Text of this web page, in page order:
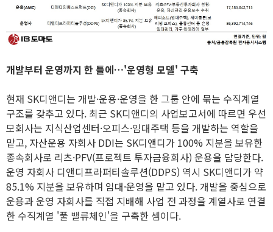
개발부터 운영까지 한 틀에…'운영형 모델' 구축
현재 SK디앤디는 개발·운용·운영을 한 그룹 안에 묶는 수직계열
구조를 갖추고 있다. 최근 SK디앤디의 사업보고서에 따르면 우선
모회사는 지식산업센터·오피스·임대주택 등을 개발하는 역할을
맡고, 자산운용 자회사 DDI는 SK디앤디가 100% 지분을 보유한
종속회사로 리츠·PFV(프로젝트 투자금융회사) 운용을 담당한다.
운영 자회사 디앤디프라퍼티솔루션(DDPS) 역시 SK디앤디가 약
85.1% 지분을 보유하며 임대·운영을 맡고 있다. 개발을 중심으로
운용과 운영 자회사를 직접 지배해 사업 전 과정을 계열사로 연결
한 수직계열 '풀 밸류체인'을 구축한 셈이다.